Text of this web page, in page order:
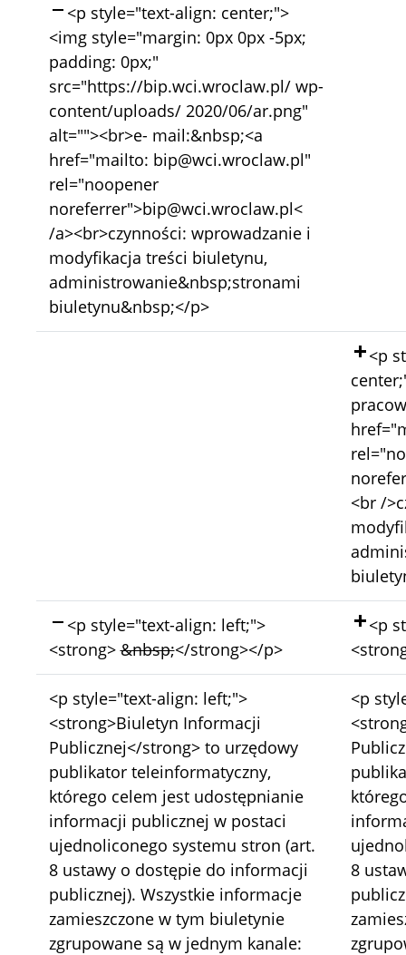
Skasowano:
<p style="text-align: center;">
<img style="margin: 0px 0px -5px;
padding: 0px;"
src="https://bip.wci.wroclaw.pl/ wp-
content/uploads/ 2020/06/ar.png"
alt=""><br>e- mail:&nbsp;<a
href="mailto: bip@wci.wroclaw.pl"
rel="noopener
noreferrer">bip@wci.wroclaw.pl<
/a><br>czynności: wprowadzanie i
modyfikacja treści biuletynu,
administrowanie&nbsp;stronami
biuletynu&nbsp;</p>
<p
<br /
Skasowano:
<p style="text-align: left;">
<strong>&nbsp;</strong></p>
<p
Bez
zmian:
<p style="text-align: left;">
<strong>Biuletyn Informacji
Publicznej</strong> to urzędowy
publikator teleinformatyczny,
którego celem jest udostępnianie
informacji publicznej w postaci
ujednoliconego systemu stron (art.
8 ustawy o dostępie do informacji
publicznej). Wszystkie informacje
zamieszczone w tym biuletynie
zgrupowane są w jednym kanale:
Bez
zmian:
<p
8